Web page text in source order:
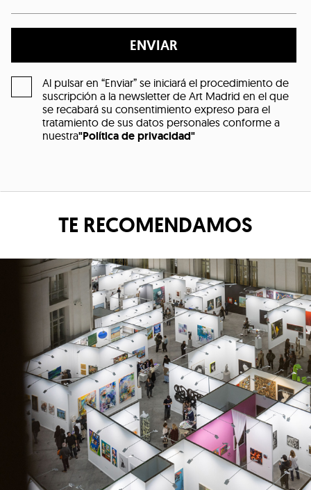
ENVIAR
Al pulsar en “Enviar” se iniciará el procedimiento de
suscripción a la newsletter de Art Madrid en el que
se recabará su consentimiento expreso para el
tratamiento de sus datos personales conforme a
nuestra"Política de privacidad"
TE RECOMENDAMOS